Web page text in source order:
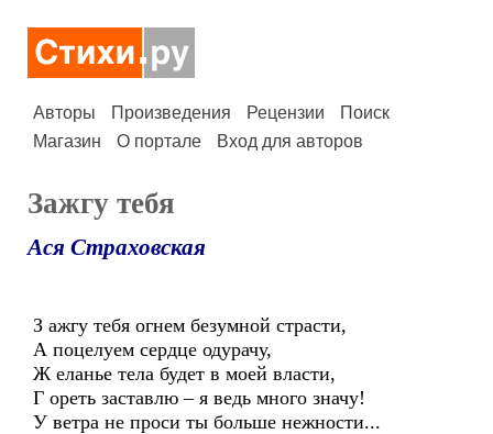
Авторы Произведения Рецензии
Поиск
Магазин
О портале Вход для авторов
Зажгу тебя
Ася Страховская
З ажгу тебя огнем безумной страсти,
А поцелуем сердце одурачу,
Ж еланье тела будет в моей власти,
Г ореть заставлю – я ведь много значу!
У ветра не проси ты больше нежности...